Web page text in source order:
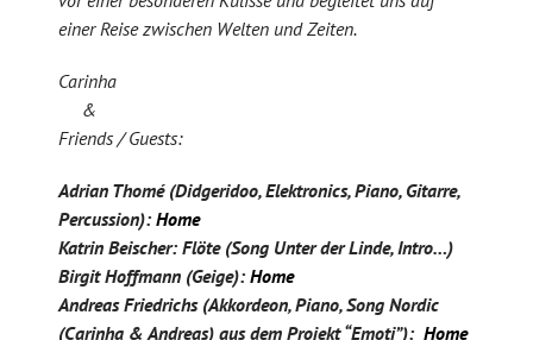
einer Reise zwischen Welten und Zeiten.
Carinha
&
Friends / Guests:
Adrian Thomé (Didgeridoo, Elektronics, Piano, Gitarre,
Percussion):Home
Katrin Beischer: Flöte (Song Unter der Linde, Intro…)
Birgit Hoffmann (Geige):Home
Andreas Friedrichs (Akkordeon, Piano, Song Nordic
(Carinha & Andreas) aus dem Projekt “Emoti”):Home